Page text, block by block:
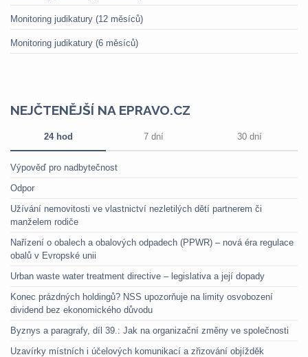
Monitoring judikatury (12 měsíců)
Monitoring judikatury (6 měsíců)
NEJČTENĚJŠÍ NA EPRAVO.CZ
24 hod 7 dní 30 dní
Výpověď pro nadbytečnost
Odpor
Užívání nemovitosti ve vlastnictví nezletilých dětí partnerem či
manželem rodiče
Nařízení o obalech a obalových odpadech (PPWR) – nová éra regulace
obalů v Evropské unii
Urban waste water treatment directive – legislativa a její dopady
Konec prázdných holdingů? NSS upozorňuje na limity osvobození
dividend bez ekonomického důvodu
Byznys a paragrafy, díl 39.: Jak na organizační změny ve společnosti
Uzavírky místních i účelových komunikací a zřizování objížděk